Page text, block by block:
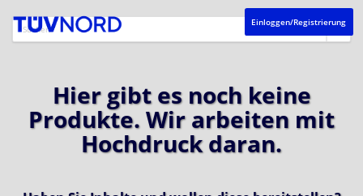
Einloggen/Registrierung
Hier gibt es noch keine
Produkte. Wir arbeiten mit
Hochdruck daran.